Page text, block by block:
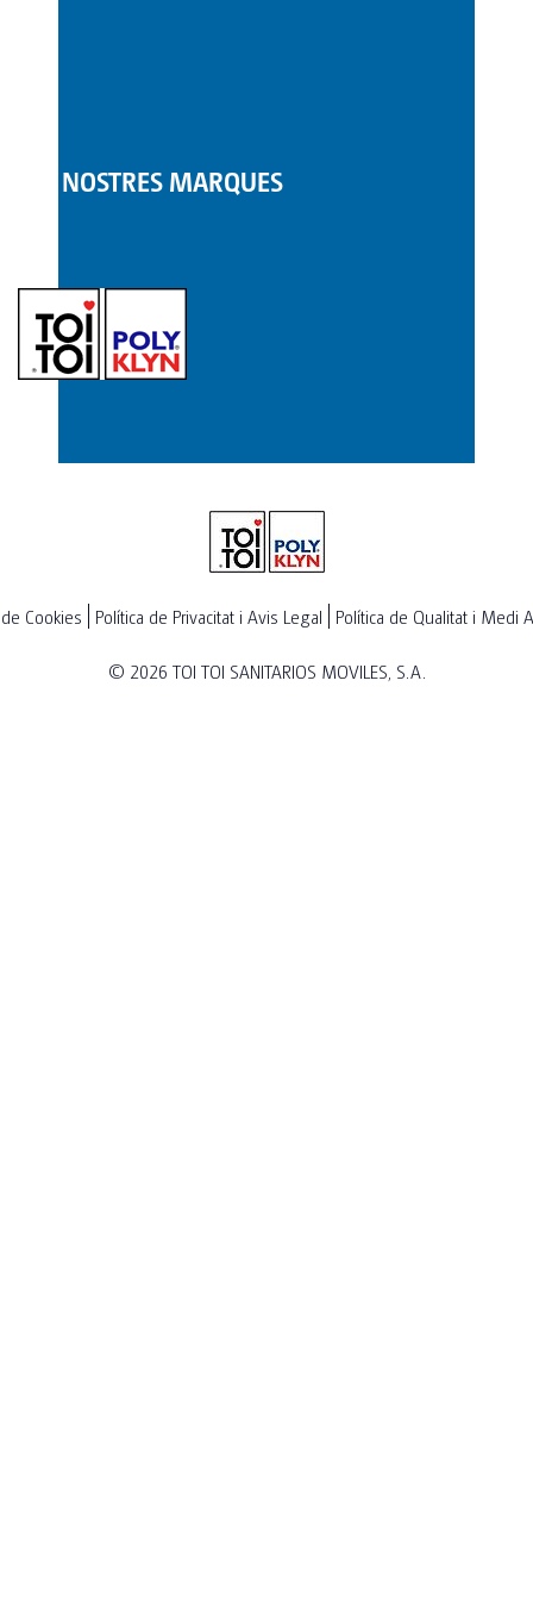
LES NOSTRES MARQUES
© 2026 TOI TOI SANITARIOS MOVILES, S.A.
Cookies Política de Privacitat i Avis Legal Política de Qualitat i Medi